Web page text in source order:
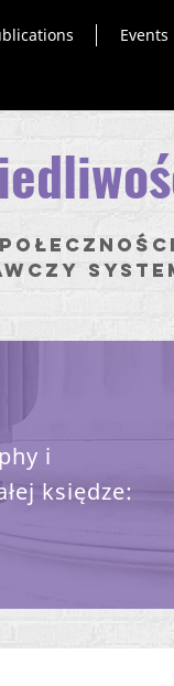
Events
i
księdze: